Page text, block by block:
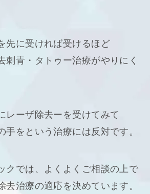
先に受ければ受けるほど
刺青・タトゥー治療がやりにく
レーザ除去ーを受けてみて
手をという治療には反対です。
クでは、よくよくご相談の上で
去治療の適応を決めています。